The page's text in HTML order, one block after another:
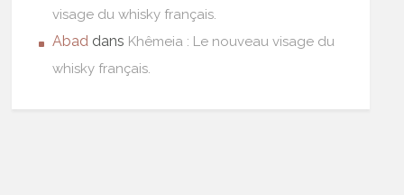
visage du whisky français.
Abad dans Khêmeia : Le nouveau visage du
whisky français.